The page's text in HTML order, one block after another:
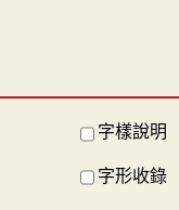
字樣說明
字形收錄